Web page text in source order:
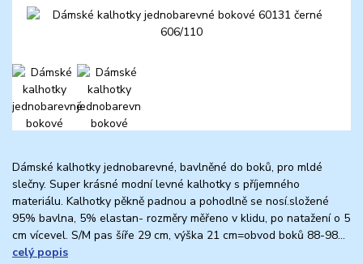
Dámské kalhotky jednobarevné, bavlněné do boků, pro mldé
slečny. Super krásné modní levné kalhotky s příjemného
materiálu. Kalhotky pěkně padnou a pohodlně se nosí.složené
95% bavlna, 5% elastan- rozměry měřeno v klidu, po natažení o 5
cm vícevel. S/M pas šíře 29 cm, výška 21 cm=obvod boků 88-98...
celý popis